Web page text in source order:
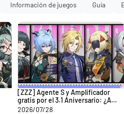
Información de juegos Guía
[ZZZ] Agente S y Amplificador
gratis por el 3.1 Aniversario: ¿A
quién elegir?
2026/07/28